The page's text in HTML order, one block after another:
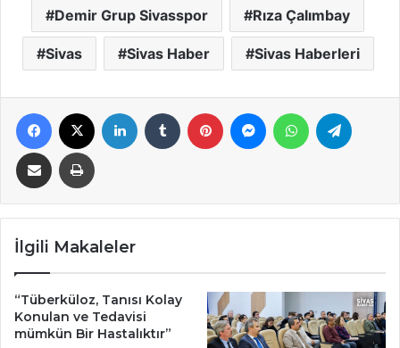
Demir Grup Sivasspor Rıza Çalımbay
Sivas Sivas Haber Sivas Haberleri
Facebook LinkedIn Tumblr Pinterest MessengerWhatsApp
E-Posta ile paylaş Yazdır
İlgili Makaleler
“Tüberküloz, Tanısı Kolay
Konulan ve Tedavisi
mümkün Bir Hastalıktır”